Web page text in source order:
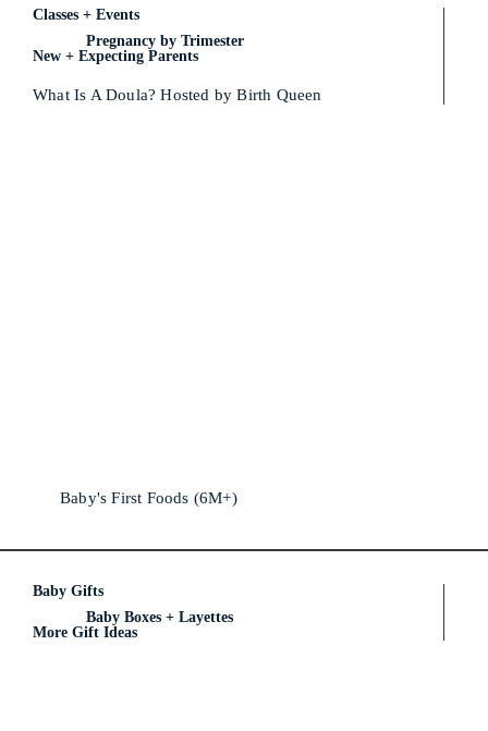
Classes + Events
Pregnancy by Trimester
New + Expecting Parents
What Is A Doula? Hosted by Birth Queen
Baby's First Foods (6M+)
Baby Gifts
Baby Boxes + Layettes
More Gift Ideas